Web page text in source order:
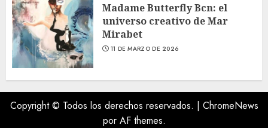
Madame Butterfly Bcn: el
universo creativo de Mar
Mirabet
11 DE MARZO DE 2026
Copyright © Todos los derechos reservados. | ChromeNews
por AF themes.